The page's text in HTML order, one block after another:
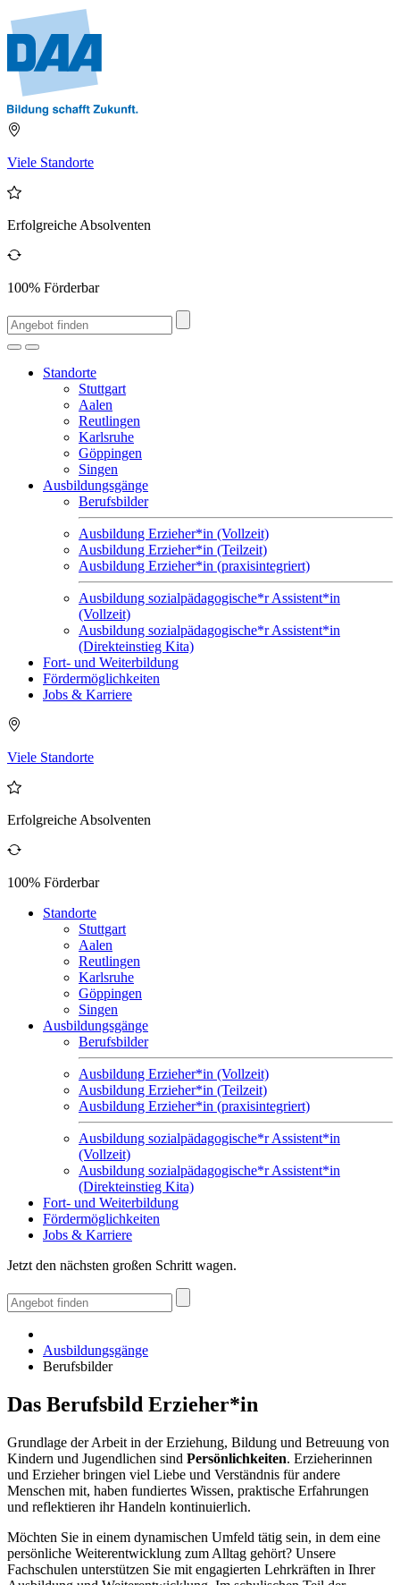
Viele Standorte
Erfolgreiche Absolventen
100% Förderbar
Standorte
Stuttgart
Aalen
Reutlingen
Karlsruhe
Göppingen
Singen
Ausbildungsgänge
Berufsbilder
Ausbildung Erzieher*in (Vollzeit)
Ausbildung Erzieher*in (Teilzeit)
Ausbildung Erzieher*in (praxisintegriert)
Ausbildung sozialpädagogische*r Assistent*in
(Vollzeit)
Ausbildung sozialpädagogische*r Assistent*in
(Direkteinstieg Kita)
Fort- und Weiterbildung
Fördermöglichkeiten
Jobs & Karriere
Viele Standorte
Erfolgreiche Absolventen
100% Förderbar
Standorte
Stuttgart
Aalen
Reutlingen
Karlsruhe
Göppingen
Singen
Ausbildungsgänge
Berufsbilder
Ausbildung Erzieher*in (Vollzeit)
Ausbildung Erzieher*in (Teilzeit)
Ausbildung Erzieher*in (praxisintegriert)
Ausbildung sozialpädagogische*r Assistent*in
(Vollzeit)
Ausbildung sozialpädagogische*r Assistent*in
(Direkteinstieg Kita)
Fort- und Weiterbildung
Fördermöglichkeiten
Jobs & Karriere
Jetzt den nächsten großen Schritt wagen.
Ausbildungsgänge
Berufsbilder
Das Berufsbild Erzieher*in
Grundlage der Arbeit in der Erziehung, Bildung und Betreuung von
Kindern und Jugendlichen sind Persönlichkeiten. Erzieherinnen
und Erzieher bringen viel Liebe und Verständnis für andere
Menschen mit, haben fundiertes Wissen, praktische Erfahrungen
und reflektieren ihr Handeln kontinuierlich.
Möchten Sie in einem dynamischen Umfeld tätig sein, in dem eine
persönliche Weiterentwicklung zum Alltag gehört? Unsere
Fachschulen unterstützen Sie mit engagierten Lehrkräften in Ihrer